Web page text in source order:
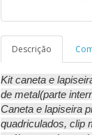
Descrição
Kit caneta e
de metal(parte
Caneta e lapiseira
quadriculados, clip